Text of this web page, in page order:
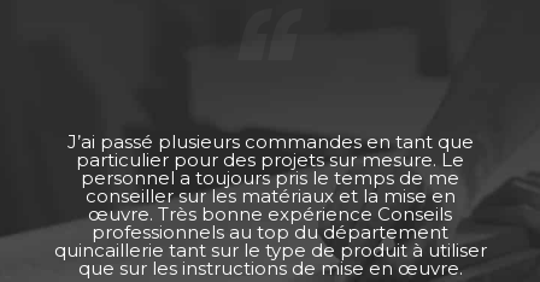
J’ai passé plusieurs commandes en tant que
particulier pour des projets sur mesure. Le
personnel a toujours pris le temps de me
conseiller sur les matériaux et la mise en
œuvre. Très bonne expérience Conseils
professionnels au top du département
quincaillerie tant sur le type de produit à utiliser
que sur les instructions de mise en œuvre.